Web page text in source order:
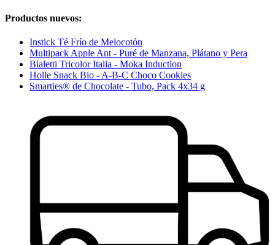
Productos nuevos:
Instick Té Frío de Melocotón
Multipack Apple Ant - Puré de Manzana, Plátano y Pera
Bialetti Tricolor Italia - Moka Induction
Holle Snack Bio - A-B-C Choco Cookies
Smarties® de Chocolate - Tubo, Pack 4x34 g